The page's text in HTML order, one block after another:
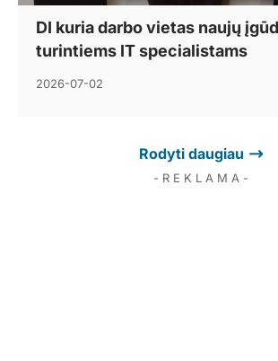
DI kuria darbo vietas naujų
turintiems IT specialistams
2026-07-02
Rodyti daugiau
- R E K L A M A -